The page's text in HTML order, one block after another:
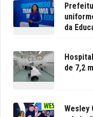
da
de 7,2
Wesley